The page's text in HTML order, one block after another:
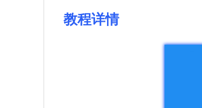
教程详情